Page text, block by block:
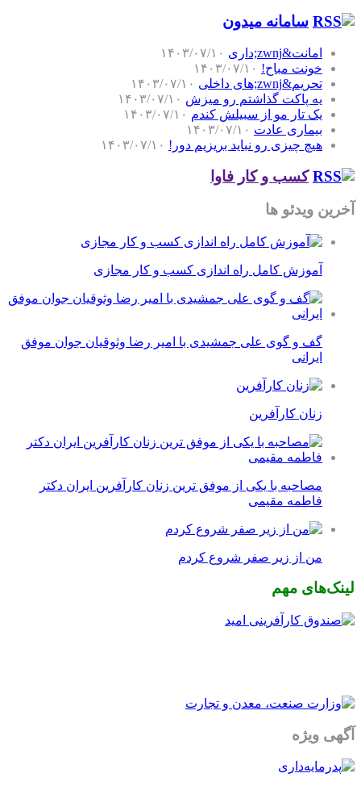
سامانه میدون
امانت&zwnj;داری
۱۴۰۳/۰۷/۱۰
خونت مباح! ۱۴۰۳/۰۷/۱۰
تحریم&zwnj;های داخلی
۱۴۰۳/۰۷/۱۰
یه پاکت گذاشتم رو میزش ۱۴۰۳/۰۷/۱۰
یک تار مو از سبیلش کندم ۱۴۰۳/۰۷/۱۰
بیماری عادت ۱۴۰۳/۰۷/۱۰
هیچ چیزی رو نباید بریزیم دور! ۱۴۰۳/۰۷/۱۰
کسب و کار فاوا
آخرین ویدئو ها
آموزش کامل راه اندازی کسب و کار مجازی
گف و گوی علی جمشیدی با امیر رضا وثوقیان جوان موفق
ایرانی
زنان کارآفرین
مصاحبه با یکی از موفق ترین زنان کارآفرین ایران دکتر
فاطمه مقیمی
من از زیر صفر شروع کردم
لینک‌های مهم
آگهی ویژه